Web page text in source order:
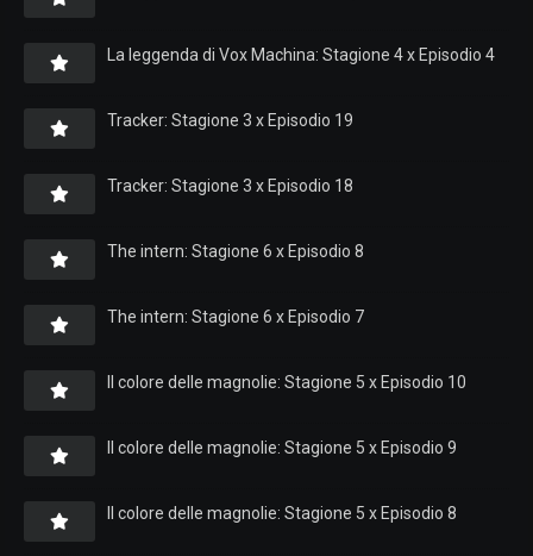
La leggenda di Vox Machina: Stagione 4 x Episodio 4
Tracker: Stagione 3 x Episodio 19
Tracker: Stagione 3 x Episodio 18
The intern: Stagione 6 x Episodio 8
The intern: Stagione 6 x Episodio 7
Il colore delle magnolie: Stagione 5 x Episodio 10
Il colore delle magnolie: Stagione 5 x Episodio 9
Il colore delle magnolie: Stagione 5 x Episodio 8